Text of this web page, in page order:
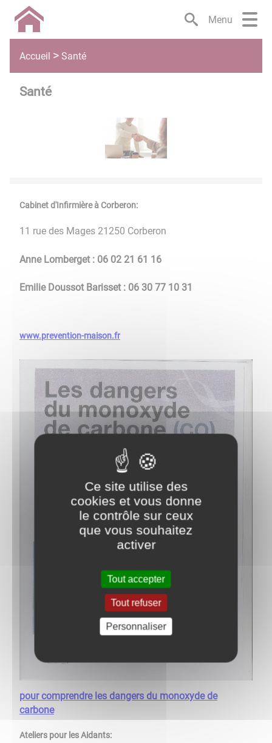
Lien
d'accès
rapide
menu
Lien
d'accès
rapide
contenu
principal
Lien
d'accès
rapide
recherche
Lien
d'accès
rapide
pied
de
page
Menu
Accueil Santé
Santé
Cabinet d'Infirmière à Corberon:
11 rue des Mages 21250 Corberon
Anne Lomberget : 06 02 21 61 16
Emilie Doussot Barisset : 06 30 77 10 31
www.prevention-maison.fr
pour comprendre les dangers du monoxyde de
carbone
Ateliers pour les Aidants:
Panneau de gestion des cookies
Ce site utilise des
cookies et vous donne
le contrôle sur ceux
que vous souhaitez
activer
Tout accepter
Tout refuser
Personnaliser